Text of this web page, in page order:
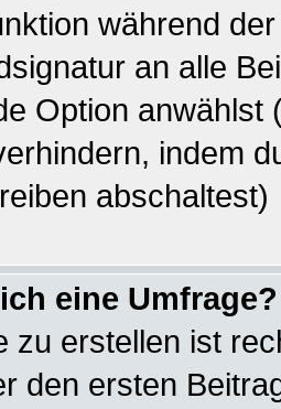
während
an alle
Option anwählst
indem
abschaltest)
eine Umfrage?
zu erstellen ist
den ersten